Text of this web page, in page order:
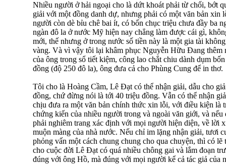
Nhiều người ở hải ngoại cho là dứt khoát phải từ chối, bớt
giải với một đồng danh dự, nhưng phải có một văn bản xin
người còn dè bỉu chê bai ít, có bốn chục triệu chưa đầy ba
ngàn đô la ở nước Mỹ hiện nay chẳng làm được cái gì,
mới, thế nhưng ở trong nước số tiền này là một gia tài
vàng. Và vì vậy tôi lại khâm phục Nguyễn Hữu Đang thêm
của ông trong sổ tiết kiệm, công lao chắt chiu dành dụm
đồng (độ 250 đô la), ông đưa cả cho Phùng Cung để in thơ.
Tôi cho là Hoàng Cầm, Lê Đạt có thể nhận giải, dẫu cho
đồng, chứ đừng nói là tới 40 triệu đồng. Vẫn có thể nhận
chịu đưa ra một văn bản chính thức xin lỗi, với điều kiện là
chứng kiến của nhiều người trong và ngoài văn giới, và
phải nghiêm trang xác định với mọi người hiện diện, về lời
muộn màng của nhà nước. Nếu chỉ im lặng nhận giải, tươi
phỏng vấn một cách chung chung cho qua chuyện, thì có
cho cuộc đời Lê Đạt có quá nhiều chông gai và lắm đoạn
đúng với ông Hồ, mà đúng với mọi người kể cả tác giả của